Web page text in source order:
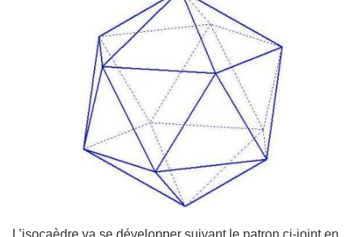
L’isocaèdre va se développer suivant le patron ci-joint en